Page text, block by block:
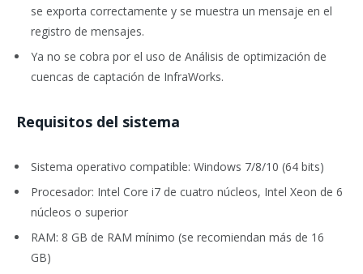
se exporta correctamente y se muestra un mensaje en el
registro de mensajes.
Ya no se cobra por el uso de Análisis de optimización de
cuencas de captación de InfraWorks.
Requisitos del sistema
Sistema operativo compatible: Windows 7/8/10 (64 bits)
Procesador: Intel Core i7 de cuatro núcleos, Intel Xeon de 6
núcleos o superior
RAM: 8 GB de RAM mínimo (se recomiendan más de 16
GB)